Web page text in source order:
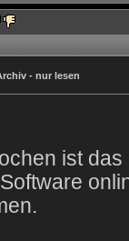
- nur lesen
ist